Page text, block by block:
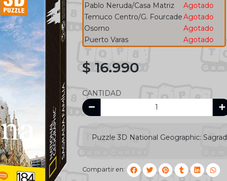
Pablo Neruda/Casa Matriz
Agotado
Temuco Centro/G. FourcadeAgotado
Osorno
Agotado
Puerto Varas
Agotado
$ 16.990
CANTIDAD
Puzzle 3D National Geographic:
Compartir en: